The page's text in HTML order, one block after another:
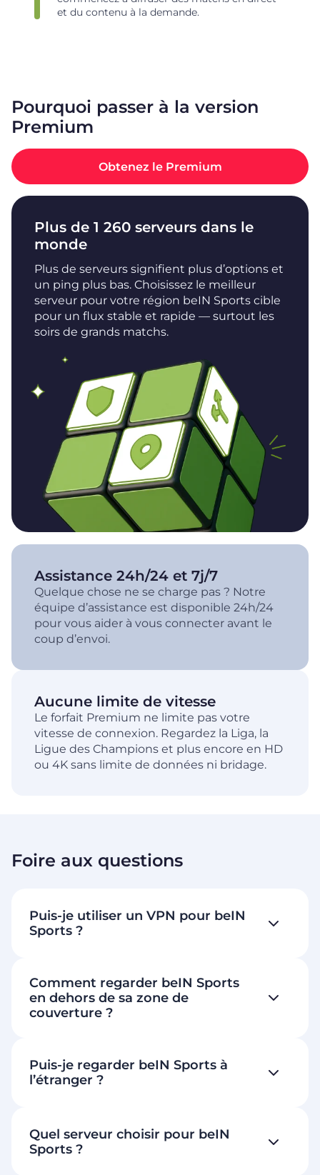
et du contenu à la demande.
Pourquoi passer à la version
Premium
Obtenez le Premium
Plus de 1 260 serveurs dans le
monde
Plus de serveurs signifient plus d’options et
un ping plus bas. Choisissez le meilleur
serveur pour votre région beIN Sports cible
pour un flux stable et rapide — surtout les
soirs de grands matchs.
Assistance 24h/24 et 7j/7
Quelque chose ne se charge pas ? Notre
équipe d’assistance est disponible 24h/24
pour vous aider à vous connecter avant le
coup d’envoi.
Aucune limite de vitesse
Le forfait Premium ne limite pas votre
vitesse de connexion. Regardez la Liga, la
Ligue des Champions et plus encore en HD
ou 4K sans limite de données ni bridage.
Foire aux questions
Puis-je utiliser un VPN pour beIN
Sports ?
Comment regarder beIN Sports
en dehors de sa zone de
couverture ?
Puis-je regarder beIN Sports à
l’étranger ?
Quel serveur choisir pour beIN
Sports ?